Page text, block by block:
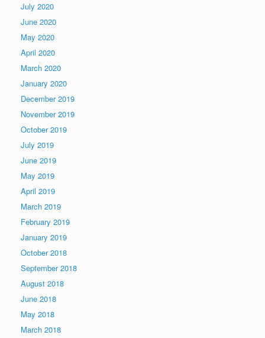
July 2020
June 2020
May 2020
April 2020
March 2020
January 2020
December 2019
November 2019
October 2019
July 2019
June 2019
May 2019
April 2019
March 2019
February 2019
January 2019
October 2018
September 2018
August 2018
June 2018
May 2018
March 2018